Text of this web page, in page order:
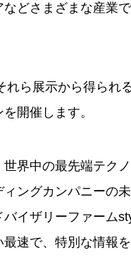
などさまざまな産業
れら展示から得られ
開催します。
世界中の最先端テク
ィングカンパニーの
イザリーファーム
速で、特別な情報を